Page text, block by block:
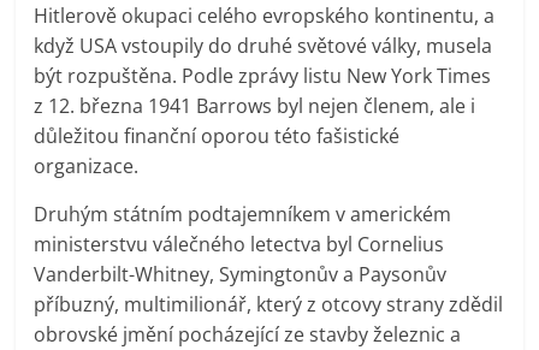
Hitlerově okupaci celého evropského kontinentu, a
když USA vstoupily do druhé světové války, musela
být rozpuštěna. Podle zprávy listu New York Times
z 12. března 1941 Barrows byl nejen členem, ale i
důležitou finanční oporou této fašistické
organizace.
Druhým státním podtajemníkem v americkém
ministerstvu válečného letectva byl Cornelius
Vanderbilt-Whitney, Symingtonův a Paysonův
příbuzný, multimilionář, který z otcovy strany zdědil
obrovské jmění pocházející ze stavby železnic a